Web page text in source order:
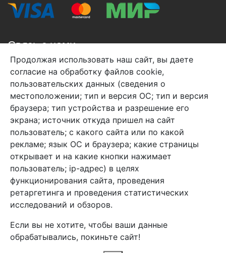
Связь с нами
+7 (495) 933-38-08
info@arben-textile.ru- оптовые продажи
Арбен текстиль г. Щелково, пер.
1-й Советский д.25, владение 2.
Мы в соц. сетях
Продолжая использовать наш сайт, вы даете
согласие на обработку файлов cookie,
пользовательских данных (сведения о
местоположении; тип и версия ОС; тип и версия
браузера; тип устройства и разрешение его
экрана; источник откуда пришел на сайт
пользователь; с какого сайта или по какой
рекламе; язык ОС и браузера; какие страницы
открывает и на какие кнопки нажимает
пользователь; ip-адрес) в целях
функционирования сайта, проведения
ретаргетинга и проведения статистических
исследований и обзоров.
Если вы не хотите, чтобы ваши данные
обрабатывались, покиньте сайт!